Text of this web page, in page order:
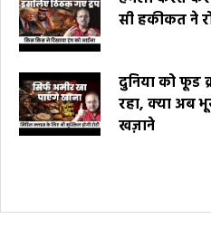
सी हकीकत ने
दुनिया को फूड
रहा, क्या अब
खज़ाने